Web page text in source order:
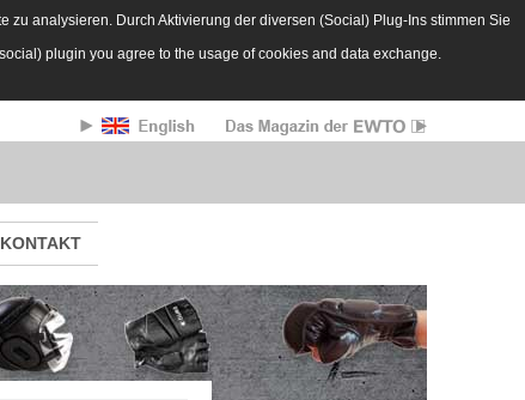
analysieren. Durch Aktivierung der diversen (Social) Plug-Ins stimmen Sie
plugin you agree to the usage of cookies and data exchange.
KONTAKT